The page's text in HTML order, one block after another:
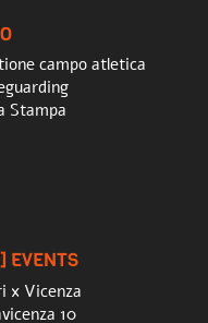
campo atletica
Stampa
EVENTS
x Vicenza
10